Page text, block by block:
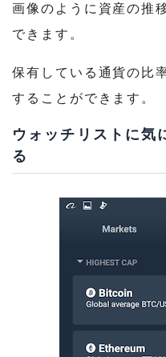
画像のように資産の推
できます。
保有している通貨の比
することができます。
ウォッチリストに気
る